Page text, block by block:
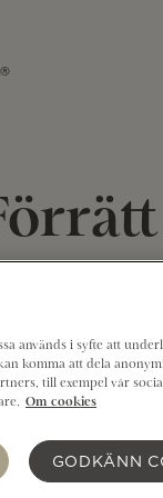
används i syfte att
komma att dela
till exempel vår
Om cookies
GODKÄNN